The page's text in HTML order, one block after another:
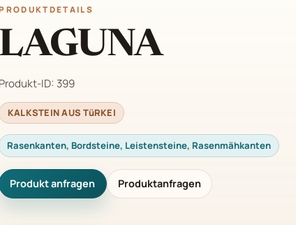
LAGUNA
Produkt-ID: 399
KALKSTEIN AUS TüRKEI
Rasenkanten, Bordsteine, Leistensteine, Rasenmähkanten
Produkt anfragen Produktanfragen